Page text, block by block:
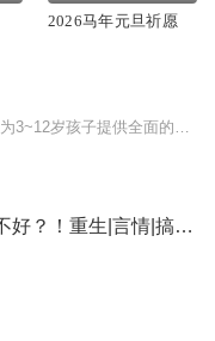
2026马年元旦祈愿
重生80，再来一次还过不好？！重生|言情|搞事业